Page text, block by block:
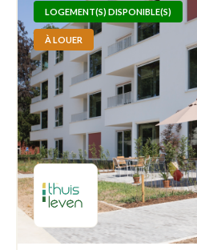
LOGEMENT(S) DISPONIBLE(S)
À LOUER